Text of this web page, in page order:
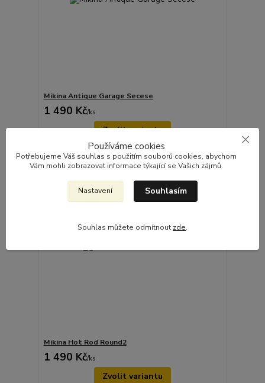
Mikina Antique Garage Secese
1 490 Kč/ks
Zvolit variantu
Mikina Hot Rod Round2
1 490 Kč/ks
Zvolit variantu
Používáme cookies
Potřebujeme Váš souhlas s použitím souborů cookies, abychom
Vám mohli zobrazovat informace týkající se Vašich zájmů.
Nastavení Souhlasím
Souhlas můžete odmítnout zde.